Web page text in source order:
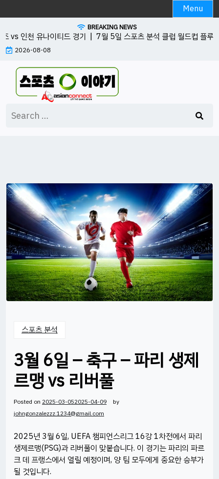
to
Menu
BREAKING NEWS
vs 인천 유나이티드 경기 | 7월 5일 스포츠 분석 클럽 월드컵 플루
2026-08-08
for:
스포츠 분석
3월 6일 – 축구 – 파리 생제
르맹 vs 리버풀
Posted on 2025-03-052025-04-09
by
johngonzalezzz.1234@gmail.com
2025년 3월 6일, UEFA 챔피언스리그 16강 1차전에서 파리
생제르맹(PSG)과 리버풀이 맞붙습니다. 이 경기는 파리의 파르
크 데 프랭스에서 열릴 예정이며, 양 팀 모두에게 중요한 승부가
될 것입니다.​